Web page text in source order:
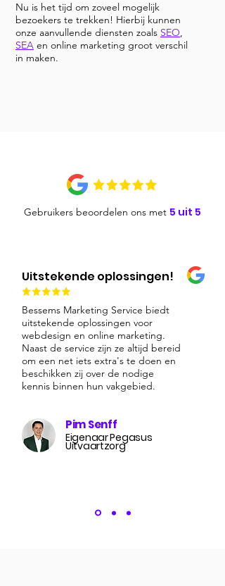
Nu is het tijd om zoveel mogelijk
bezoekers te trekken! Hierbij kunnen
onze aanvullende diensten zoals SEO,
SEA en online marketing groot verschil
in maken.
Gebruikers beoordelen ons met 5 uit 5
Uitstekende oplossingen!
Bessems Marketing Service biedt
uitstekende oplossingen voor
webdesign en online marketing.
Naast de service zijn ze altijd bereid
om een net iets extra's te doen en
beschikken zij over de nodige
kennis binnen hun vakgebied.
Pim Senff
Eigenaar Pegasus
Uitvaartzorg